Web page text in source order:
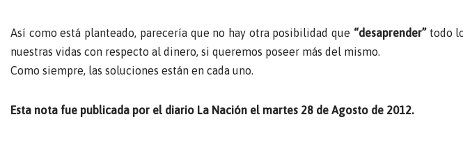
Así como está planteado, parecería que no hay otra posibilidad que “desaprender”todo
nuestras vidas con respecto al dinero, si queremos poseer más del mismo.
Como siempre, las soluciones están en cada uno.
Esta nota fue publicada por el diario La Nación el martes 28 de Agosto de 2012.